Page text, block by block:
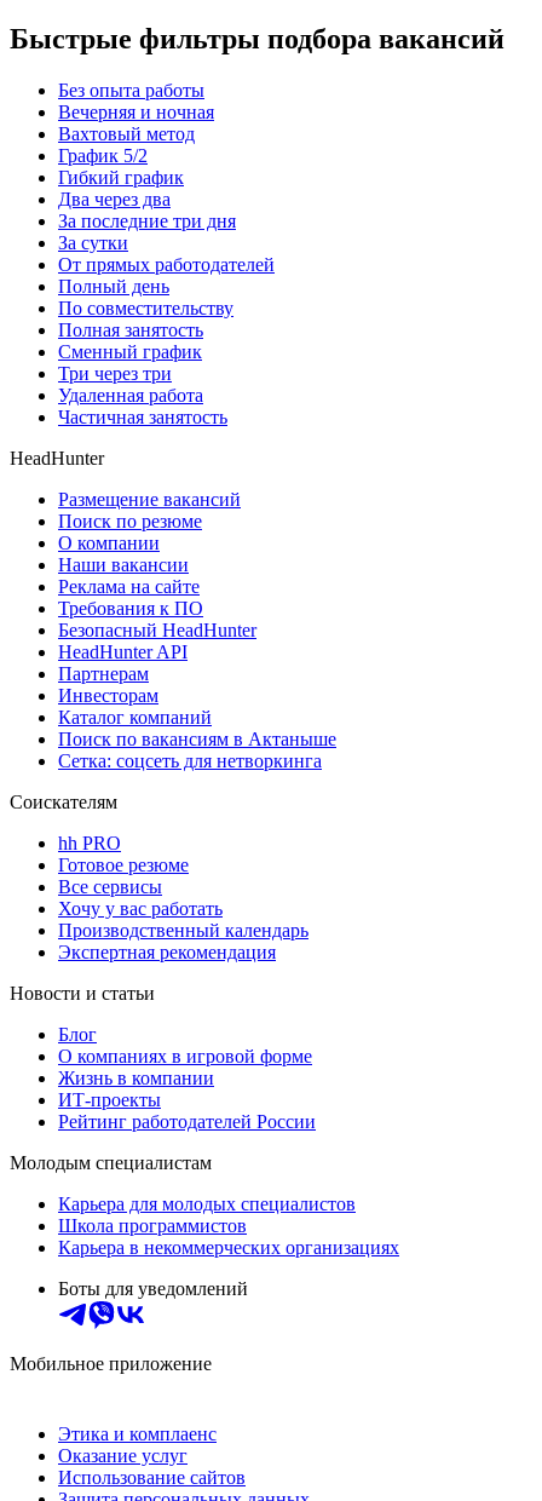
Быстрые фильтры подбора вакансий
Без опыта работы
Вечерняя и ночная
Вахтовый метод
График 5/2
Гибкий график
Два через два
За последние три дня
За сутки
От прямых работодателей
Полный день
По совместительству
Полная занятость
Сменный график
Три через три
Удаленная работа
Частичная занятость
HeadHunter
Размещение вакансий
Поиск по резюме
О компании
Наши вакансии
Реклама на сайте
Требования к ПО
Безопасный HeadHunter
HeadHunter API
Партнерам
Инвесторам
Каталог компаний
Поиск по вакансиям в Актаныше
Сетка: соцсеть для нетворкинга
Соискателям
hh PRO
Готовое резюме
Все сервисы
Хочу у вас работать
Производственный календарь
Экспертная рекомендация
Новости и статьи
Блог
О компаниях в игровой форме
Жизнь в компании
ИТ-проекты
Рейтинг работодателей России
Молодым специалистам
Карьера для молодых специалистов
Школа программистов
Карьера в некоммерческих организациях
Боты для уведомлений
Мобильное приложение
Этика и комплаенс
Оказание услуг
Использование сайтов